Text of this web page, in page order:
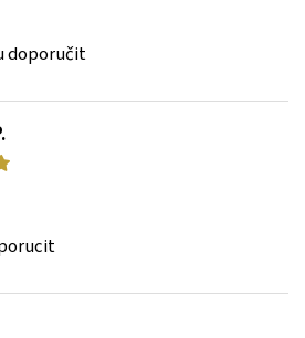
doporučit